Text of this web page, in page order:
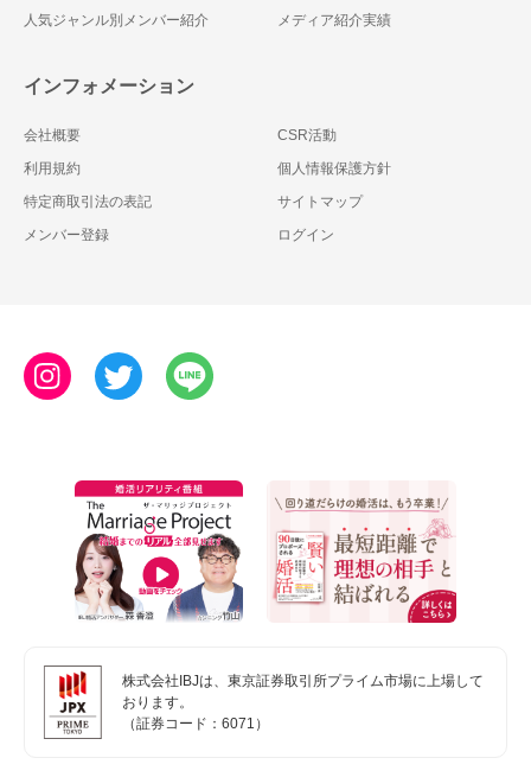
人気ジャンル別メンバー紹介
メディア紹介実績
インフォメーション
会社概要
CSR活動
利用規約
個人情報保護方針
特定商取引法の表記
サイトマップ
メンバー登録
ログイン
株式会社IBJは、東京証券取引所プライム市場に上場して
おります。
（証券コード：6071）